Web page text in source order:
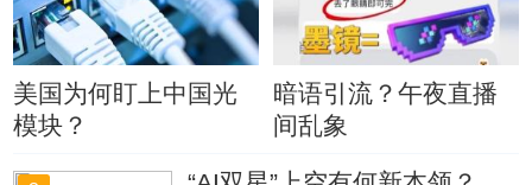
美国为何盯上中国光
模块？
暗语引流？午夜直播
间乱象